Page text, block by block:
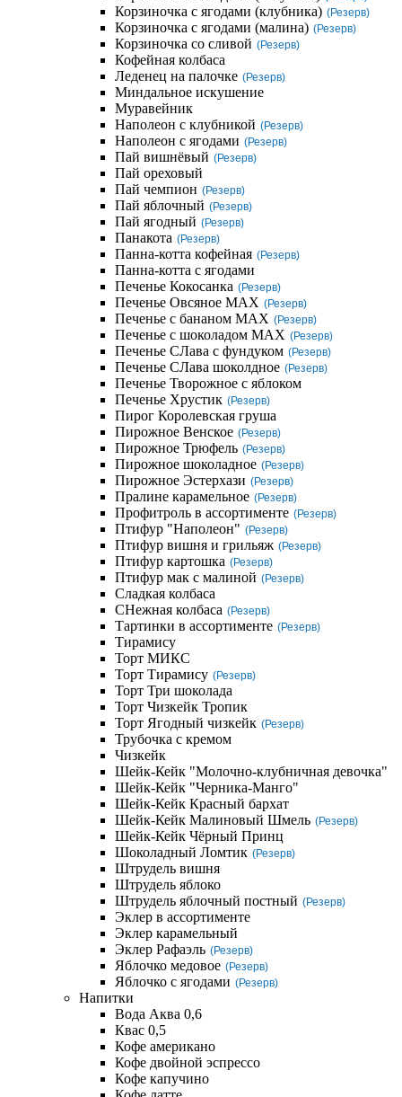
Корзиночка с ягодами (клубника) (Резерв)
Корзиночка с ягодами (малина) (Резерв)
Корзиночка со сливой (Резерв)
Кофейная колбаса
Леденец на палочке (Резерв)
Миндальное искушение
Муравейник
Наполеон с клубникой (Резерв)
Наполеон с ягодами (Резерв)
Пай вишнёвый (Резерв)
Пай ореховый
Пай чемпион (Резерв)
Пай яблочный (Резерв)
Пай ягодный (Резерв)
Панакота (Резерв)
Панна-котта кофейная (Резерв)
Панна-котта с ягодами
Печенье Кокосанка (Резерв)
Печенье Овсяное MAX (Резерв)
Печенье с бананом MAX (Резерв)
Печенье с шоколадом MAX (Резерв)
Печенье СЛава с фундуком (Резерв)
Печенье СЛава шоколдное (Резерв)
Печенье Творожное с яблоком
Печенье Хрустик (Резерв)
Пирог Королевская груша
Пирожное Венское (Резерв)
Пирожное Трюфель (Резерв)
Пирожное шоколадное (Резерв)
Пирожное Эстерхази (Резерв)
Пралине карамельное (Резерв)
Профитроль в ассортименте (Резерв)
Птифур "Наполеон" (Резерв)
Птифур вишня и грильяж (Резерв)
Птифур картошка (Резерв)
Птифур мак с малиной (Резерв)
Сладкая колбаса
СНежная колбаса (Резерв)
Тартинки в ассортименте (Резерв)
Тирамису
Торт МИКС
Торт Тирамису (Резерв)
Торт Три шоколада
Торт Чизкейк Тропик
Торт Ягодный чизкейк (Резерв)
Трубочка с кремом
Чизкейк
Шейк-Кейк "Молочно-клубничная девочка"
Шейк-Кейк "Черника-Манго"
Шейк-Кейк Красный бархат
Шейк-Кейк Малиновый Шмель (Резерв)
Шейк-Кейк Чёрный Принц
Шоколадный Ломтик (Резерв)
Штрудель вишня
Штрудель яблоко
Штрудель яблочный постный (Резерв)
Эклер в ассортименте
Эклер карамельный
Эклер Рафаэль (Резерв)
Яблочко медовое (Резерв)
Яблочко с ягодами (Резерв)
Напитки
Вода Аква 0,6
Квас 0,5
Кофе американо
Кофе двойной эспрессо
Кофе капучино